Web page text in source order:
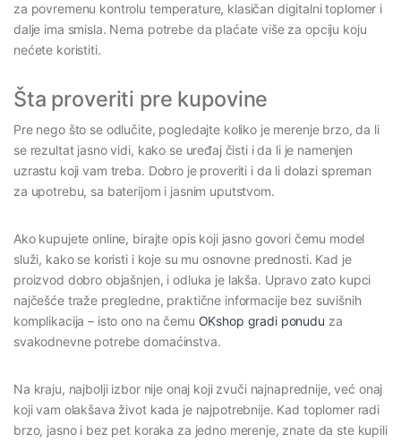
za povremenu kontrolu temperature, klasičan digitalni toplomer i
dalje ima smisla. Nema potrebe da plaćate više za opciju koju
nećete koristiti.
Šta proveriti pre kupovine
Pre nego što se odlučite, pogledajte koliko je merenje brzo, da li
se rezultat jasno vidi, kako se uređaj čisti i da li je namenjen
uzrastu koji vam treba. Dobro je proveriti i da li dolazi spreman
za upotrebu, sa baterijom i jasnim uputstvom.
Ako kupujete online, birajte opis koji jasno govori čemu model
služi, kako se koristi i koje su mu osnovne prednosti. Kad je
proizvod dobro objašnjen, i odluka je lakša. Upravo zato kupci
najčešće traže pregledne, praktične informacije bez suvišnih
komplikacija – isto ono na čemu OKshop gradi ponudu za
svakodnevne potrebe domaćinstva.
Na kraju, najbolji izbor nije onaj koji zvuči najnaprednije, već onaj
koji vam olakšava život kada je najpotrebnije. Kad toplomer radi
brzo, jasno i bez pet koraka za jedno merenje, znate da ste kupili